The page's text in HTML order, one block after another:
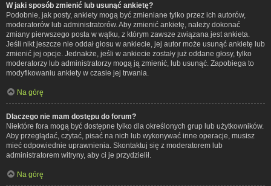
W jaki sposób zmienić lub usunąć ankietę?
Podobnie, jak posty, ankiety mogą być zmieniane tylko przez ich autorów,
moderatorów lub administratorów. Aby zmienić ankietę, należy dokonać
zmiany pierwszego posta w wątku, z którym zawsze związana jest ankieta.
Jeśli nikt jeszcze nie oddał głosu w ankiecie, jej autor może usunąć ankietę lub
zmienić jej opcje. Jednakże, jeśli w ankiecie zostały już oddane głosy, tylko
moderatorzy lub administratorzy mogą ją zmienić, lub usunąć. Zapobiega to
modyfikowaniu ankiety w czasie jej trwania.
Na górę
Dlaczego nie mam dostępu do forum?
Niektóre fora mogą być dostępne tylko dla określonych grup lub użytkowników.
Aby przeglądać, czytać, pisać na nich lub wykonywać inne operacje, musisz
mieć odpowiednie uprawnienia. Skontaktuj się z moderatorem lub
administratorem witryny, aby ci je przydzielił.
Na górę